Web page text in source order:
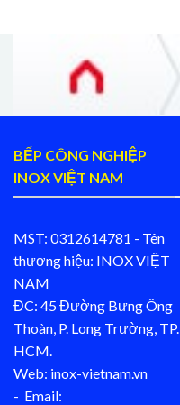
BẾP CÔNG NGHIỆP
INOX VIỆT NAM
MST: 0312614781 - Tên
thương hiệu: INOX VIỆT
NAM
ĐC: 45 Đường Bưng Ông
Thoàn, P. Long Trường, TP.
HCM.
Web: inox-vietnam.vn
- Email: